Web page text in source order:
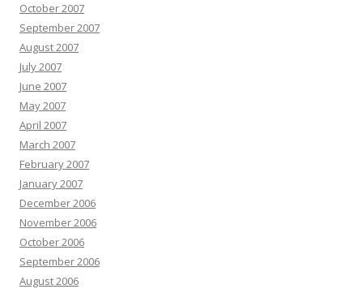
October 2007
September 2007
August 2007
July 2007
June 2007
May 2007
April 2007
March 2007
February 2007
January 2007
December 2006
November 2006
October 2006
September 2006
August 2006